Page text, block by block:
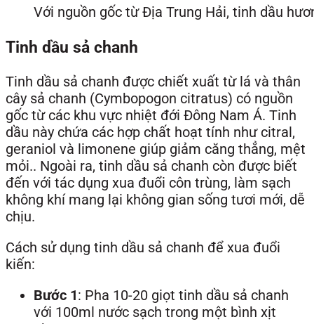
Với nguồn gốc từ Địa Trung Hải, tinh dầu
Tinh dầu sả chanh
Tinh dầu sả chanh được chiết xuất từ lá và thân
cây sả chanh (Cymbopogon citratus) có nguồn
gốc từ các khu vực nhiệt đới Đông Nam Á. Tinh
dầu này chứa các hợp chất hoạt tính như citral,
geraniol và limonene giúp giảm căng thẳng, mệt
mỏi.. Ngoài ra, tinh dầu sả chanh còn được biết
đến với tác dụng xua đuổi côn trùng, làm sạch
không khí mang lại không gian sống tươi mới, dễ
chịu.
Cách sử dụng tinh dầu sả chanh để xua đuổi
kiến:
Bước 1: Pha 10-20 giọt tinh dầu sả chanh
với 100ml nước sạch trong một bình xịt